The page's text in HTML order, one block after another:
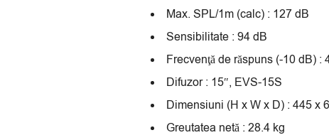
Max. SPL/1m (calc) : 127 dB
Sensibilitate : 94 dB
Frecvenţă de răspuns (-10 dB) :
Difuzor : 15″, EVS-15S
Dimensiuni (H x W x D) : 445 x
Greutatea netă : 28.4 kg